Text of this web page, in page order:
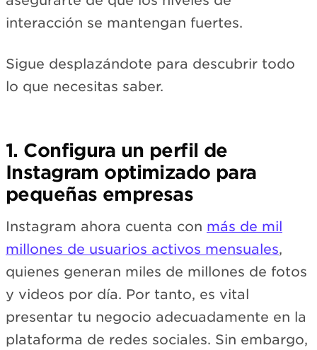
interacción se mantengan fuertes.
Sigue desplazándote para descubrir todo
lo que necesitas saber.
1. Configura un perfil de
Instagram optimizado para
pequeñas empresas
Instagram ahora cuenta con más de mil
millones de usuarios activos mensuales,
quienes generan miles de millones de fotos
y videos por día. Por tanto, es vital
presentar tu negocio adecuadamente en la
plataforma de redes sociales. Sin embargo,